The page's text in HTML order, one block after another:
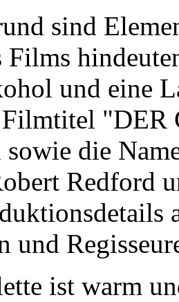
sind
Films
und eine
Filmtitel
sowie die
Redford
und
ist warm